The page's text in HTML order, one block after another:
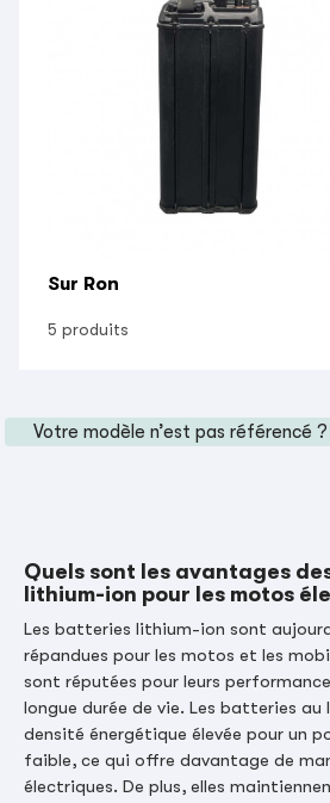
Sur Ron
5 produits
Votre modèle n’est pas référencé
Quels sont les avantages
lithium-ion pour les motos
Les batteries lithium-ion sont
répandues pour les motos et les
sont réputées pour leurs
longue durée de vie. Les batteries
densité énergétique élevée pour un
faible, ce qui offre davantage de
électriques. De plus, elles